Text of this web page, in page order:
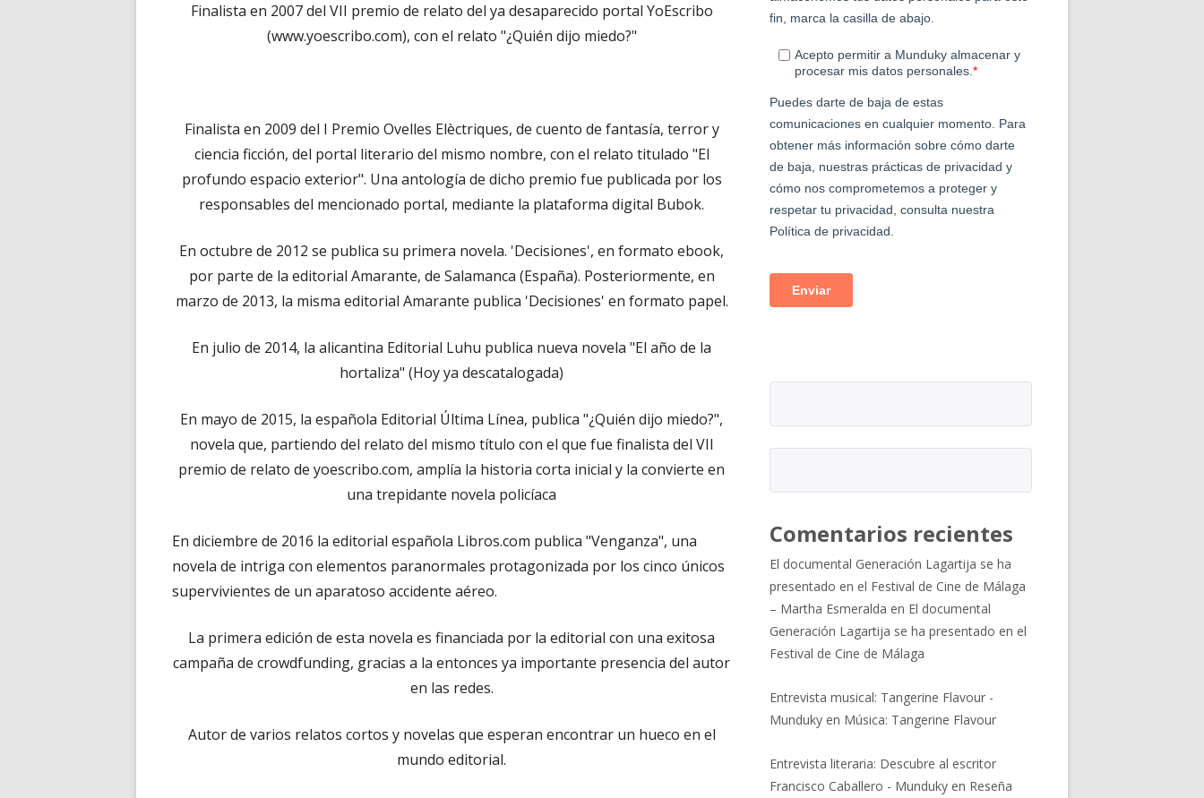
Finalista en 2007 del VII premio de relato del ya desaparecido portal YoEscribo
(www.yoescribo.com), con el relato "¿Quién dijo miedo?"
Finalista en 2009 del I Premio Ovelles Elèctriques, de cuento de fantasía, terror y
ciencia ficción, del portal literario del mismo nombre, con el relato titulado "El
profundo espacio exterior". Una antología de dicho premio fue publicada por los
responsables del mencionado portal, mediante la plataforma digital Bubok.
En octubre de 2012 se publica su primera novela. 'Decisiones', en formato ebook,
por parte de la editorial Amarante, de Salamanca (España). Posteriormente, en
marzo de 2013, la misma editorial Amarante publica 'Decisiones' en formato papel.
En julio de 2014, la alicantina Editorial Luhu publica nueva novela "El año de la
hortaliza" (Hoy ya descatalogada)
En mayo de 2015, la española Editorial Última Línea, publica "¿Quién dijo miedo?",
novela que, partiendo del relato del mismo título con el que fue finalista del VII
premio de relato de yoescribo.com, amplía la historia corta inicial y la convierte en
una trepidante novela policíaca
En diciembre de 2016 la editorial española Libros.com publica "Venganza", una
novela de intriga con elementos paranormales protagonizada por los cinco únicos
supervivientes de un aparatoso accidente aéreo.
La primera edición de esta novela es financiada por la editorial con una exitosa
campaña de crowdfunding, gracias a la entonces ya importante presencia del autor
en las redes.
Autor de varios relatos cortos y novelas que esperan encontrar un hueco en el
mundo editorial.
Comentarios recientes
El documental Generación Lagartija se ha
presentado en el Festival de Cine de Málaga
– Martha Esmeralda en El documental
Generación Lagartija se ha presentado en el
Festival de Cine de Málaga
Entrevista musical: Tangerine Flavour -
Munduky en Música: Tangerine Flavour
Entrevista literaria: Descubre al escritor
Francisco Caballero - Munduky en Reseña